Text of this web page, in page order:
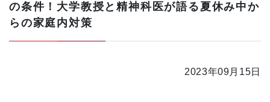
の条件！大学教授と精神科医が語る夏休み中か
らの家庭内対策
2023年09月15日